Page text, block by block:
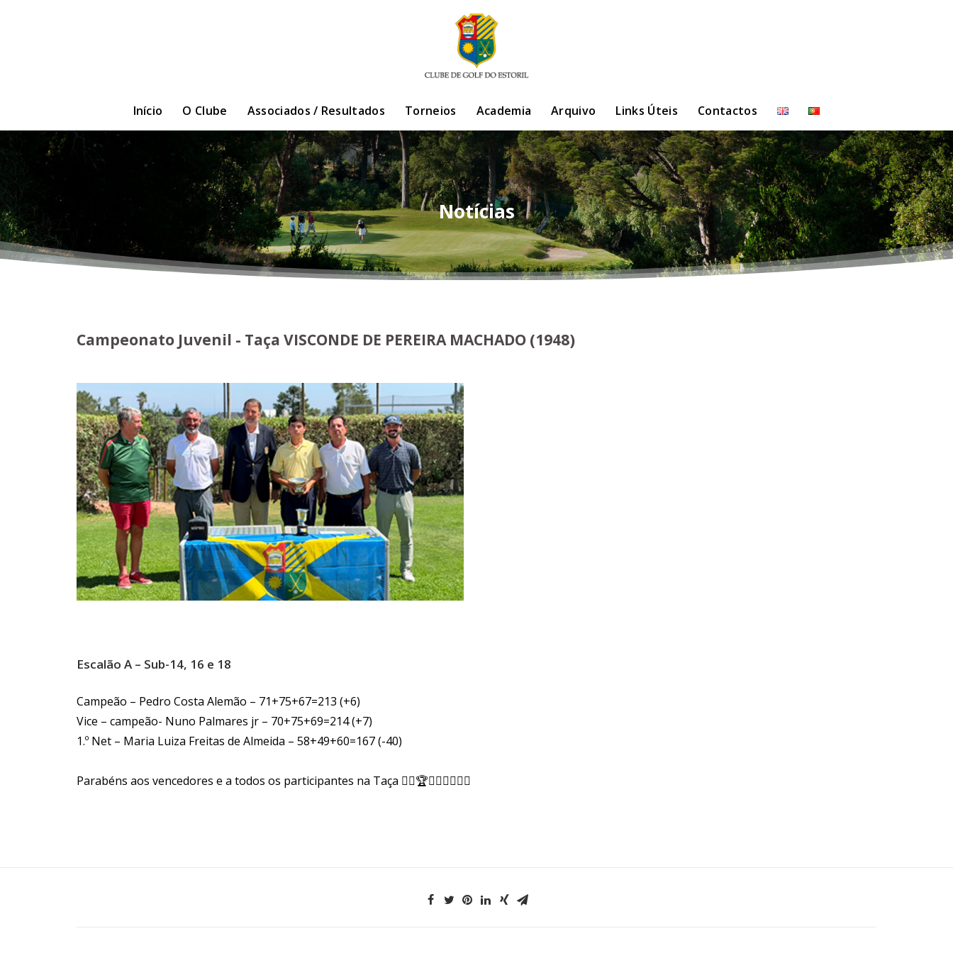
Início O Clube Associados / Resultados Torneios Academia Arquivo Links Úteis Contactos
Notícias
Campeonato Juvenil - Taça VISCONDE DE PEREIRA MACHADO (1948)
Escalão A – Sub-14, 16 e 18
Campeão – Pedro Costa Alemão – 71+75+67=213 (+6)
Vice – campeão- Nuno Palmares jr – 70+75+69=214 (+7)
1.º Net – Maria Luiza Freitas de Almeida – 58+49+60=167 (-40)
Parabéns aos vencedores e a todos os participantes na Taça 🏌️‍♂️🏆🏌️‍♀️🥇🔝👏👏